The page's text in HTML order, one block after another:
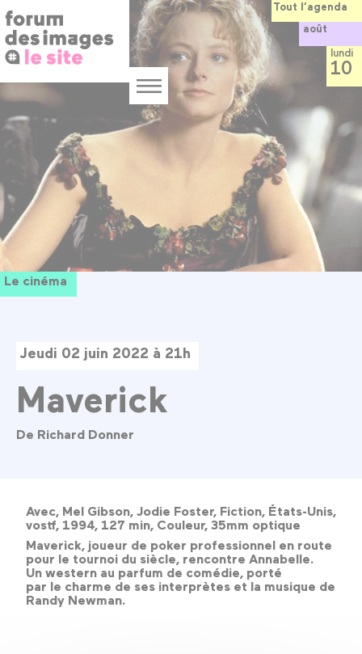
Panneau de gestion des cookies
au
contenu
principal
Menu
Le cinéma
Jeudi 02 juin 2022 à 21h
Maverick
De Richard Donner
Avec, Mel Gibson, Jodie Foster, Fiction, États-Unis,
vostf, 1994, 127 min, Couleur, 35mm optique
Maverick, joueur de poker professionnel en route
pour le tournoi du siècle, rencontre Annabelle.
Un western au parfum de comédie, porté
par le charme de ses interprètes et la musique de
Randy Newman.
Tout l’agenda
août
lundi
10